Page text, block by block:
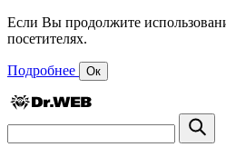
Если Вы продолжите
посетителях.
Подробнее Ок